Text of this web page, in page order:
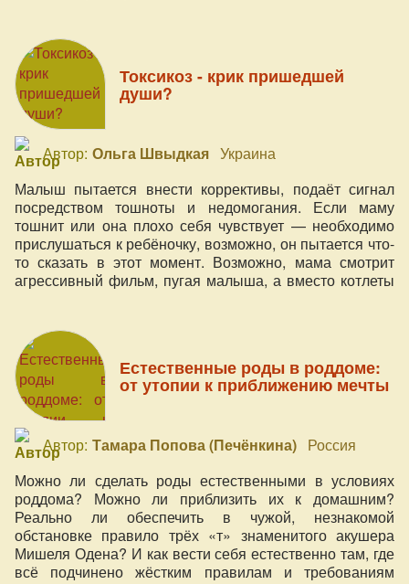
Токсикоз - крик пришедшей
души?
Автор: Ольга Швыдкая Украина
Малыш пытается внести коррективы, подаёт сигнал
посредством тошноты и недомогания. Если маму
тошнит или она плохо себя чувствует — необходимо
прислушаться к ребёночку, возможно, он пытается что-
то сказать в этот момент. Возможно, мама смотрит
агрессивный фильм, пугая малыша, а вместо котлеты
флюиды...
Естественные роды в роддоме:
от утопии к приближению мечты
Автор: Тамара Попова (Печёнкина) Россия
Можно ли сделать роды естественными в условиях
роддома? Можно ли приблизить их к домашним?
Реально ли обеспечить в чужой, незнакомой
обстановке правило трёх «т» знаменитого акушера
Мишеля Одена? И как вести себя естественно там, где
всё подчинено жёстким правилам и требованиям